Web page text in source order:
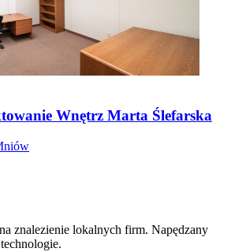
Wnętrz Marta Ślefarska
znalezienie lokalnych firm. Napędzany